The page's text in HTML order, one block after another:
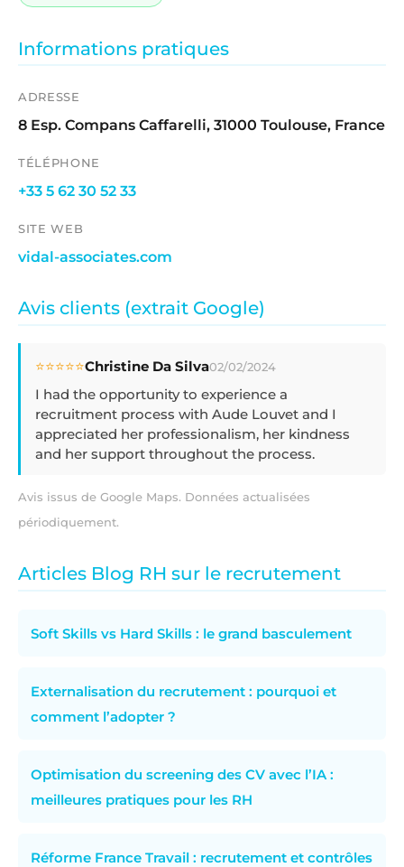
Informations pratiques
ADRESSE
8 Esp. Compans Caffarelli, 31000 Toulouse, France
TÉLÉPHONE
+33 5 62 30 52 33
SITE WEB
vidal-associates.com
Avis clients (extrait Google)
⭐⭐⭐⭐⭐Christine Da Silva02/02/2024
I had the opportunity to experience a
recruitment process with Aude Louvet and I
appreciated her professionalism, her kindness
and her support throughout the process.
Avis issus de Google Maps. Données actualisées
périodiquement.
Articles Blog RH sur le recrutement
Soft Skills vs Hard Skills : le grand basculement
Externalisation du recrutement : pourquoi et
comment l’adopter ?
Optimisation du screening des CV avec l’IA :
meilleures pratiques pour les RH
Réforme France Travail : recrutement et contrôles